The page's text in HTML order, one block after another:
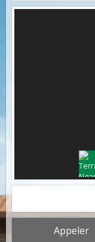
Appeler